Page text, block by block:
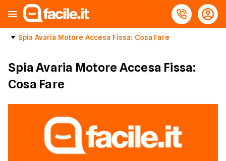
Spia Avaria Motore Accesa Fissa: Cosa Fare
Spia Avaria Motore Accesa Fissa:
Cosa Fare